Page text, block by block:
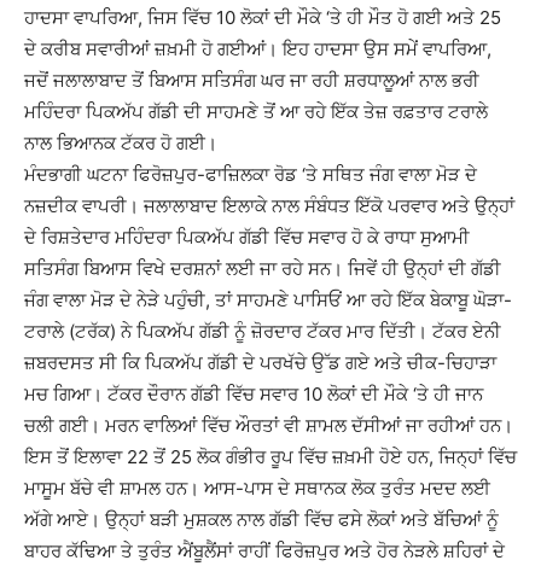
ਹਾਦਸਾ ਵਾਪਰਿਆ, ਜਿਸ ਵਿੱਚ 10 ਲੋਕਾਂ ਦੀ ਮੌਕੇ ‘ਤੇ ਹੀ ਮੌਤ ਹੋ ਗਈ ਅਤੇ 25
ਦੇ ਕਰੀਬ ਸਵਾਰੀਆਂ ਜ਼ਖ਼ਮੀ ਹੋ ਗਈਆਂ। ਇਹ ਹਾਦਸਾ ਉਸ ਸਮੇਂ ਵਾਪਰਿਆ,
ਜਦੋਂ ਜਲਾਲਾਬਾਦ ਤੋਂ ਬਿਆਸ ਸਤਿਸੰਗ ਘਰ ਜਾ ਰਹੀ ਸ਼ਰਧਾਲੂਆਂ ਨਾਲ ਭਰੀ
ਮਹਿੰਦਰਾ ਪਿਕਅੱਪ ਗੱਡੀ ਦੀ ਸਾਹਮਣੇ ਤੋਂ ਆ ਰਹੇ ਇੱਕ ਤੇਜ਼ ਰਫ਼ਤਾਰ ਟਰਾਲੇ
ਨਾਲ ਭਿਆਨਕ ਟੱਕਰ ਹੋ ਗਈ।
ਮੰਦਭਾਗੀ ਘਟਨਾ ਫਿਰੋਜ਼ਪੁਰ-ਫਾਜ਼ਿਲਕਾ ਰੋਡ ‘ਤੇ ਸਥਿਤ ਜੰਗ ਵਾਲਾ ਮੋੜ ਦੇ
ਨਜ਼ਦੀਕ ਵਾਪਰੀ। ਜਲਾਲਾਬਾਦ ਇਲਾਕੇ ਨਾਲ ਸੰਬੰਧਤ ਇੱਕੋ ਪਰਵਾਰ ਅਤੇ ਉਨ੍ਹਾਂ
ਦੇ ਰਿਸ਼ਤੇਦਾਰ ਮਹਿੰਦਰਾ ਪਿਕਅੱਪ ਗੱਡੀ ਵਿੱਚ ਸਵਾਰ ਹੋ ਕੇ ਰਾਧਾ ਸੁਆਮੀ
ਸਤਿਸੰਗ ਬਿਆਸ ਵਿਖੇ ਦਰਸ਼ਨਾਂ ਲਈ ਜਾ ਰਹੇ ਸਨ। ਜਿਵੇਂ ਹੀ ਉਨ੍ਹਾਂ ਦੀ ਗੱਡੀ
ਜੰਗ ਵਾਲਾ ਮੋੜ ਦੇ ਨੇੜੇ ਪਹੁੰਚੀ, ਤਾਂ ਸਾਹਮਣੇ ਪਾਸਿਓਂ ਆ ਰਹੇ ਇੱਕ ਬੇਕਾਬੂ ਘੋੜਾ-
ਟਰਾਲੇ (ਟਰੱਕ) ਨੇ ਪਿਕਅੱਪ ਗੱਡੀ ਨੂੰ ਜ਼ੋਰਦਾਰ ਟੱਕਰ ਮਾਰ ਦਿੱਤੀ। ਟੱਕਰ ਏਨੀ
ਜ਼ਬਰਦਸਤ ਸੀ ਕਿ ਪਿਕਅੱਪ ਗੱਡੀ ਦੇ ਪਰਖੱਚੇ ਉੱਡ ਗਏ ਅਤੇ ਚੀਕ-ਚਿਹਾੜਾ
ਮਚ ਗਿਆ। ਟੱਕਰ ਦੌਰਾਨ ਗੱਡੀ ਵਿੱਚ ਸਵਾਰ 10 ਲੋਕਾਂ ਦੀ ਮੌਕੇ ‘ਤੇ ਹੀ ਜਾਨ
ਚਲੀ ਗਈ। ਮਰਨ ਵਾਲਿਆਂ ਵਿੱਚ ਔਰਤਾਂ ਵੀ ਸ਼ਾਮਲ ਦੱਸੀਆਂ ਜਾ ਰਹੀਆਂ ਹਨ।
ਇਸ ਤੋਂ ਇਲਾਵਾ 22 ਤੋਂ 25 ਲੋਕ ਗੰਭੀਰ ਰੂਪ ਵਿੱਚ ਜ਼ਖ਼ਮੀ ਹੋਏ ਹਨ, ਜਿਨ੍ਹਾਂ ਵਿੱਚ
ਮਾਸੂਮ ਬੱਚੇ ਵੀ ਸ਼ਾਮਲ ਹਨ। ਆਸ-ਪਾਸ ਦੇ ਸਥਾਨਕ ਲੋਕ ਤੁਰੰਤ ਮਦਦ ਲਈ
ਅੱਗੇ ਆਏ। ਉਨ੍ਹਾਂ ਬੜੀ ਮੁਸ਼ਕਲ ਨਾਲ ਗੱਡੀ ਵਿੱਚ ਫਸੇ ਲੋਕਾਂ ਅਤੇ ਬੱਚਿਆਂ ਨੂੰ
ਬਾਹਰ ਕੱਢਿਆ ਤੇ ਤੁਰੰਤ ਐਂਬੂਲੈਂਸਾਂ ਰਾਹੀਂ ਫਿਰੋਜ਼ਪੁਰ ਅਤੇ ਹੋਰ ਨੇੜਲੇ ਸ਼ਹਿਰਾਂ ਦੇ